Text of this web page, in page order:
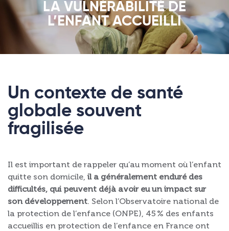
LA VULNÉRABILITÉ DE
L’ENFANT ACCUEILLI
Un contexte de santé
globale souvent
fragilisée
Il est important de rappeler qu’au moment où l’enfant
quitte son domicile, il a généralement enduré des
difficultés, qui peuvent déjà avoir eu un impact sur
son développement. Selon l’Observatoire national de
la protection de l’enfance (ONPE), 45 % des enfants
accueillis en protection de l’enfance en France ont